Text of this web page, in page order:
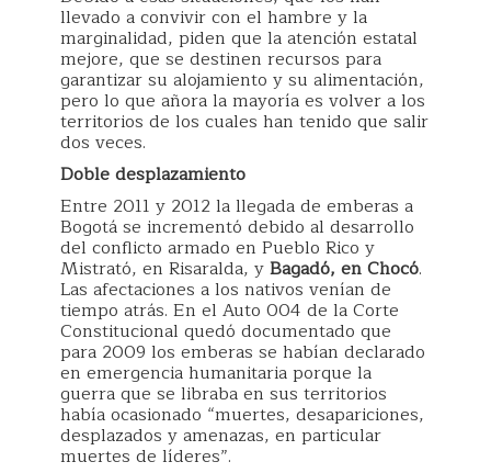
llevado a convivir con el hambre y la
marginalidad, piden que la atención estatal
mejore, que se destinen recursos para
garantizar su alojamiento y su alimentación,
pero lo que añora la mayoría es volver a los
territorios de los cuales han tenido que salir
dos veces.
Doble desplazamiento
Entre 2011 y 2012 la llegada de emberas a
Bogotá se incrementó debido al desarrollo
del conflicto armado en Pueblo Rico y
Mistrató, en Risaralda, yBagadó, en Chocó.
Las afectaciones a los nativos venían de
tiempo atrás. En el Auto 004 de la Corte
Constitucional quedó documentado que
para 2009 los emberas se habían declarado
en emergencia humanitaria porque la
guerra que se libraba en sus territorios
había ocasionado “muertes, desapariciones,
desplazados y amenazas, en particular
muertes de líderes”.